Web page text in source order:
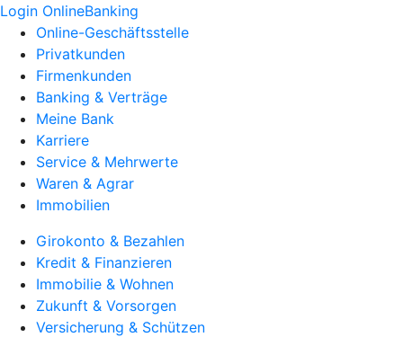
Login OnlineBanking
Online-Geschäftsstelle
Privatkunden
Firmenkunden
Banking & Verträge
Meine Bank
Karriere
Service & Mehrwerte
Waren & Agrar
Immobilien
Girokonto & Bezahlen
Kredit & Finanzieren
Immobilie & Wohnen
Zukunft & Vorsorgen
Versicherung & Schützen